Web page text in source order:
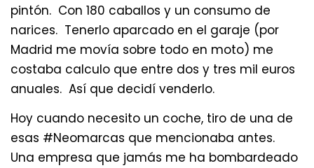
pintón. Con 180 caballos y un consumo de
narices. Tenerlo aparcado en el garaje (por
Madrid me movía sobre todo en moto) me
costaba calculo que entre dos y tres mil euros
anuales. Así que decidí venderlo.
Hoy cuando necesito un coche, tiro de una de
esas #Neomarcas que mencionaba antes.
Una empresa que jamás me ha bombardeado